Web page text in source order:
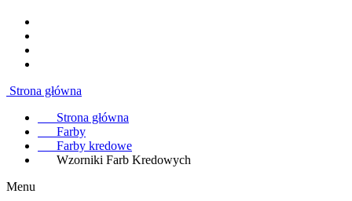
Strona główna
Strona główna
Farby
Farby kredowe
Wzorniki Farb Kredowych
Menu